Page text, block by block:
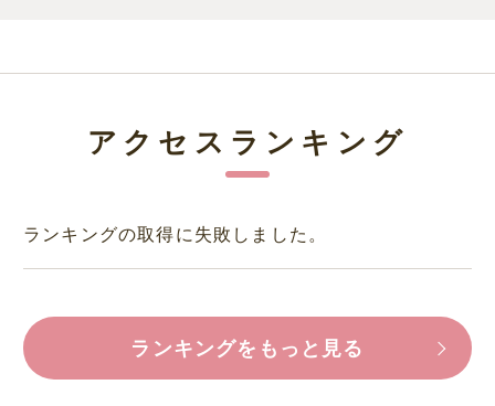
アクセスランキング
ランキングの取得に失敗しました。
ランキングをもっと見る